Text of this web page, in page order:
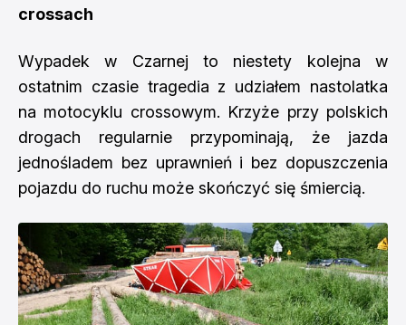
crossach
Wypadek w Czarnej to niestety kolejna w
ostatnim czasie tragedia z udziałem nastolatka
na motocyklu crossowym. Krzyże przy polskich
drogach regularnie przypominają, że jazda
jednośladem bez uprawnień i bez dopuszczenia
pojazdu do ruchu może skończyć się śmiercią.